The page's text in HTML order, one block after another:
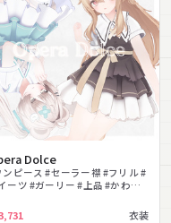
Dolce
ンピース #セーラー襟 #フリル #
ーツ #ガーリー #上品 #かわい
衣装